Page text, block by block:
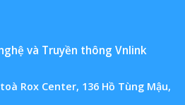
và Truyền thông Vnlink
Rox Center, 136 Hồ Tùng Mậu,